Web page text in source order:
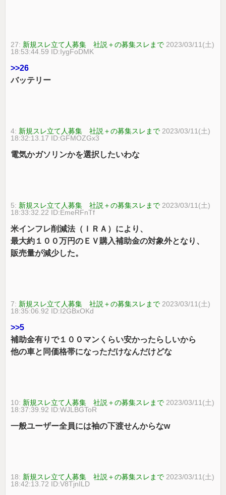
27: 新規スレ立て人募集 社説＋の募集スレまで 2023/03/11(土)
18:53:44.59 ID:IygFoDMK
>>26
バッテリー
4: 新規スレ立て人募集 社説＋の募集スレまで 2023/03/11(土)
18:32:13.17 ID:GFMOZGx3
電気かガソリンかを選択したいわな
5: 新規スレ立て人募集 社説＋の募集スレまで 2023/03/11(土)
18:33:32.22 ID:EmeRFnTf
米インフレ削減法（ＩＲＡ）により、
最大約１００万円のＥＶ購入補助金の対象外となり、
販売量が減少した。
7: 新規スレ立て人募集 社説＋の募集スレまで 2023/03/11(土)
18:35:06.92 ID:I2GBxOKd
>>5
補助金有りで１００マンくらい安かったらしいから
他の車と同価格帯になっただけなんだけどな
10: 新規スレ立て人募集 社説＋の募集スレまで 2023/03/11(土)
18:37:39.92 ID:WJLBGToR
一般ユーザー全員には袖の下渡せんからなw
18: 新規スレ立て人募集 社説＋の募集スレまで 2023/03/11(土)
18:42:13.72 ID:V8TjnILD